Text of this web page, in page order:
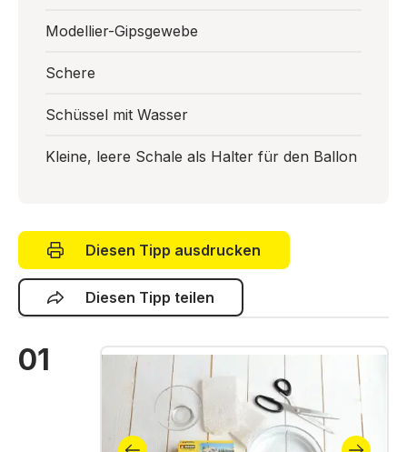
Modellier-Gipsgewebe
Schere
Schüssel mit Wasser
Kleine, leere Schale als Halter für den Ballon
Diesen Tipp ausdrucken
Diesen Tipp teilen
01 Bildergalerie überspringen